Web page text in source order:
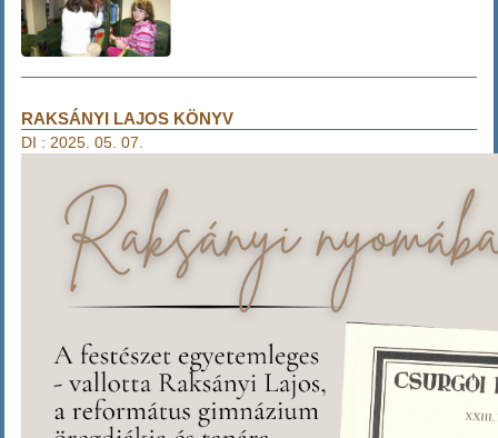
RAKSÁNYI LAJOS KÖNYV
DI : 2025. 05. 07.